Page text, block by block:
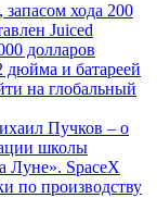
хода 200
Juiced
долларов
и батареей
на глобальный
Пучков – о
школы
Луне». SpaceX
по производству